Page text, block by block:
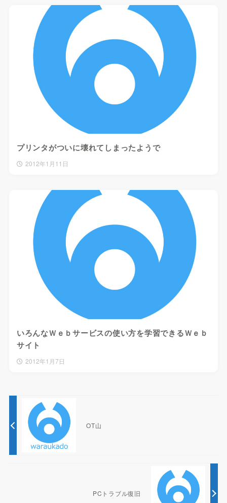
プリンタがついに壊れてしまったようで
2012年1月11日
いろんなＷｅｂサービスの使い方を学習できるＷｅｂ
サイト
2012年1月7日
OT山
PCトラブル復旧